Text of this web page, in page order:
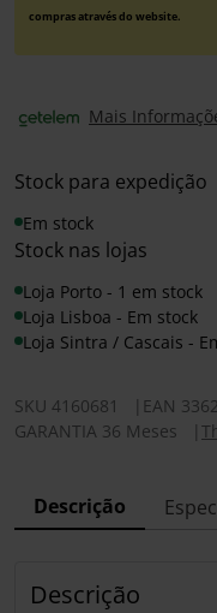
compras através do website.
Mais
Stock para expedição
Em stock
Stock nas lojas
Loja Porto - 1 em stock
Loja Lisboa - Em stock
Loja Sintra / Cascais -
SKU 4160681 EAN
GARANTIA 36 Meses
Descrição
Descrição